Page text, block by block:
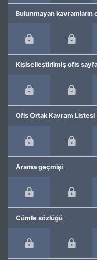
Bulunmayan
Kişiselleştirilmiş ofis
Ofis Ortak Kavram Listesi
Arama geçmişi
Cümle sözlüğü